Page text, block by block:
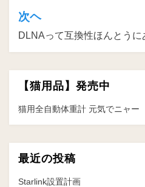
ナ
ビ
ゲ
ー
シ
ョ
ン
次ヘ
DLNAって互換性ほんとうに
【猫用品】発売中
猫用全自動体重計 元気でニャー
最近の投稿
Starlink設置計画